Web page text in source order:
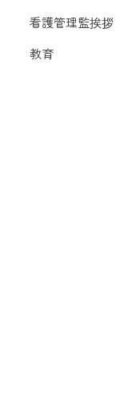
看護管理監挨拶
教育